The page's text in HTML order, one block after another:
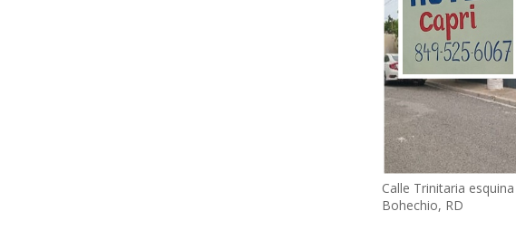
Calle Trinitaria
Bohechio, RD